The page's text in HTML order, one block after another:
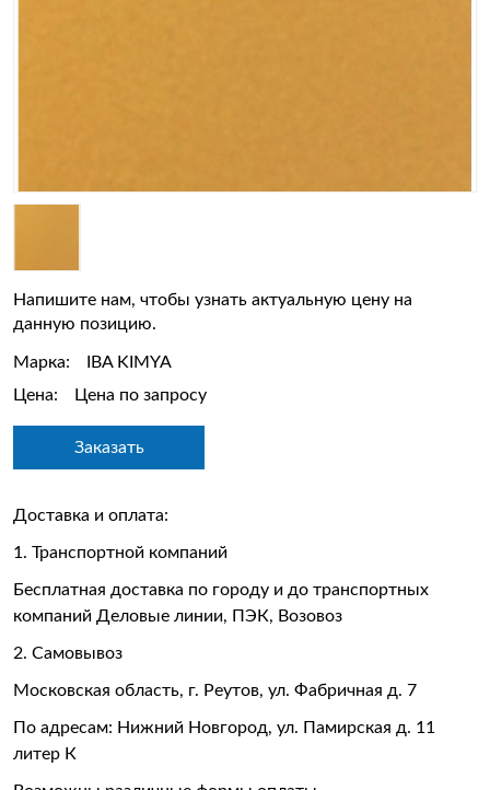
Напишите нам, чтобы узнать актуальную цену на
данную позицию.
Марка:
IBA KIMYA
Цена:
Цена по запросу
Заказать
Доставка и оплата:
1. Транспортной компаний
Бесплатная доставка по городу и до транспортных
компаний Деловые линии, ПЭК, Возовоз
2. Самовывоз
Московская область, г. Реутов, ул. Фабричная д. 7
По адресам: Нижний Новгород, ул. Памирская д. 11
литер К